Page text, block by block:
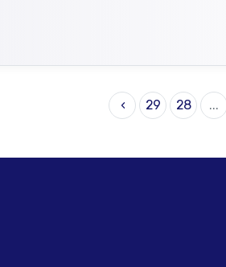
...
28
29
›